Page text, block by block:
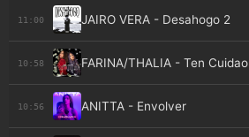
11:00 JAIRO VERA - Desahogo 2
10:58 FARINA/THALIA - Ten Cuidao
10:56 ANITTA - Envolver